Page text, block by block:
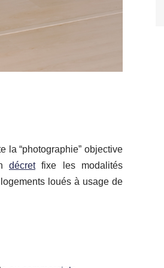
la “photographie” objective
décretfixe les modalités
loués à usage de